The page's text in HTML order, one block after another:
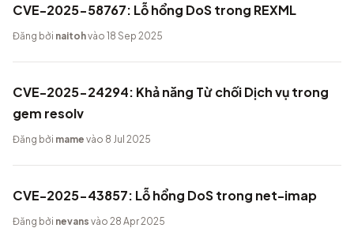
CVE-2025-58767: Lỗ hổng DoS trong REXML
Đăng bởi naitohvào 18 Sep 2025
CVE-2025-24294: Khả năng Từ chối Dịch vụ trong
gem resolv
Đăng bởi mame vào 8 Jul 2025
CVE-2025-43857: Lỗ hổng DoS trong net-imap
Đăng bởi nevans vào 28 Apr 2025